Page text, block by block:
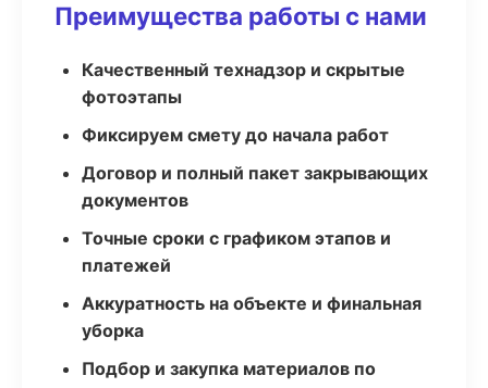
Преимущества работы с нами
Качественный технадзор и скрытые
фотоэтапы
Фиксируем смету до начала работ
Договор и полный пакет закрывающих
документов
Точные сроки с графиком этапов и
платежей
Аккуратность на объекте и финальная
уборка
Подбор и закупка материалов по